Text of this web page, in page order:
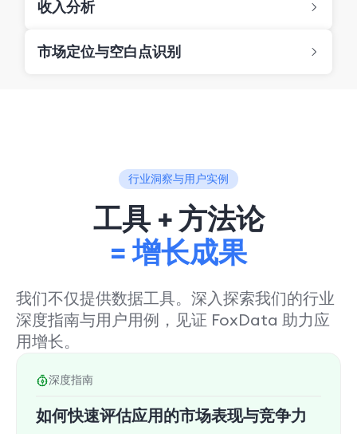
收入分析
市场定位与空白点识别
行业洞察与用户实例
工具 + 方法论
= 增长成果
我们不仅提供数据工具。深入探索我们的行业
深度指南与用户用例，见证 FoxData 助力应
用增长。
深度指南
如何快速评估应用的市场表现与竞争力